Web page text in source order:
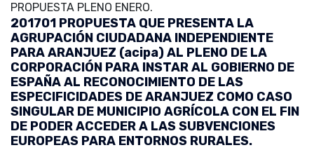
PROPUESTA PLENO ENERO.
201701 PROPUESTA QUE PRESENTA LA
AGRUPACIÓN CIUDADANA INDEPENDIENTE
PARA ARANJUEZ (acipa) AL PLENO DE LA
CORPORACIÓN PARA INSTAR AL GOBIERNO DE
ESPAÑA AL RECONOCIMIENTO DE LAS
ESPECIFICIDADES DE ARANJUEZ COMO CASO
SINGULAR DE MUNICIPIO AGRÍCOLA CON EL FIN
DE PODER ACCEDER A LAS SUBVENCIONES
EUROPEAS PARA ENTORNOS RURALES.